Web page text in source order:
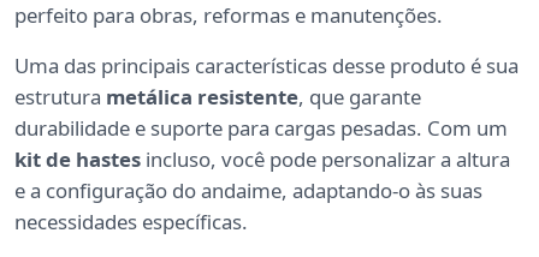
perfeito para obras, reformas e manutenções.
Uma das principais características desse produto é sua
estrutura metálica resistente, que garante
durabilidade e suporte para cargas pesadas. Com um
kit de hastes incluso, você pode personalizar a altura
e a configuração do andaime, adaptando-o às suas
necessidades específicas.